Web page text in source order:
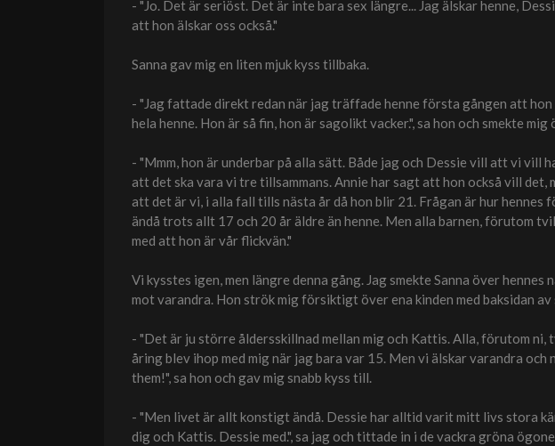
- "Jo. Det är seriöst. Det är inte bara sex längre... Jag älskar henne,
att hon älskar oss också."
Sanna gav mig en liten mjuk kyss tillbaka.
- "Jag fattade direkt redan när jag träffade henne första gången att
hela henne. Hon är så fin, hon är sagolikt vacker.", sa hon och smekte
- "Mmm, hon är underbar på alla sätt. Både jag och Dessie vill att vi vill
att det ska vara vi tre tillsammans. Annie har sagt att hon också vill
att det är vi, i alla fall tills nästa år då hon blir 21. Frågan är hur hennes
ändå trots allt 17 och 20 år äldre än henne. Men alla barnen, förutom
med att hon är vår flickvän."
Vi kysstes igen, men längre denna gång. Jag smekte Sanna över
mot varandra. Hon strök mig försiktigt över ena kinden med baksidan av
- "Det är ju större åldersskillnad mellan mig och Kattis. Alla, förutom ni,
åring blev ihop med mig när jag bara var 15. Men vi älskar varandra
them!", sa hon och gav mig snabb kyss till.
- "Men livet är allt konstigt ändå. Dessie har alltid varit mitt livs stora
dig och Kattis. Dessie med.", sa jag och tittade in i de vackra gröna